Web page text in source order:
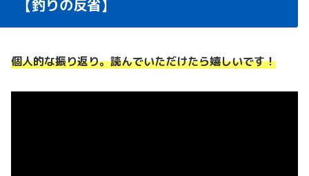
【釣りの反省】
個人的な振り返り。読んでいただけたら嬉しいです！